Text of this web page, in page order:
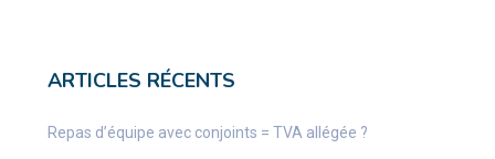
ARTICLES RÉCENTS
Repas d’équipe avec conjoints = TVA allégée ?